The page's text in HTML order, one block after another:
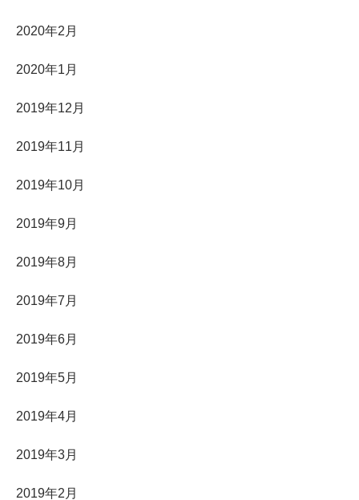
2020年2月
2020年1月
2019年12月
2019年11月
2019年10月
2019年9月
2019年8月
2019年7月
2019年6月
2019年5月
2019年4月
2019年3月
2019年2月